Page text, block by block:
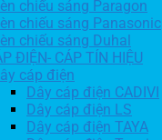
chiếu sáng Paragon
chiếu sáng Panasonic
chiếu sáng Duhal
ĐIỆN- CÁP TÍN HIỆU
cáp điện
Dây cáp điện CADIVI
Dây cáp điện LS
Dây cáp điện TAYA